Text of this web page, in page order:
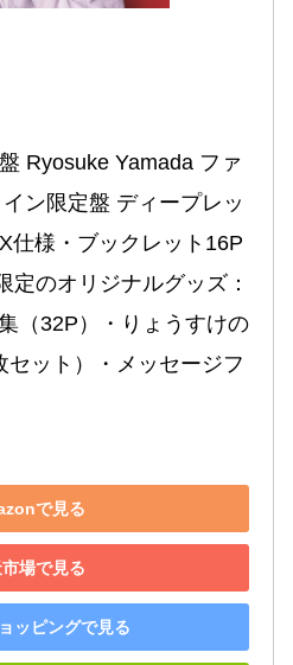
Ryosuke Yamada ファ
ン限定盤 ディープレッ
仕様・ブックレット16P
定のオリジナルグッズ：
（32P）・りょうすけの
セット）・メッセージフ
で見る
場で見る
ッピングで見る